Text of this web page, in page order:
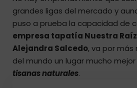
grandes ligas del mercado y
puso a prueba la capacidad de
empresa tapatía Nuestra Raíz
Alejandra Salcedo, va por
del mundo un lugar mucho
tisanas naturales.